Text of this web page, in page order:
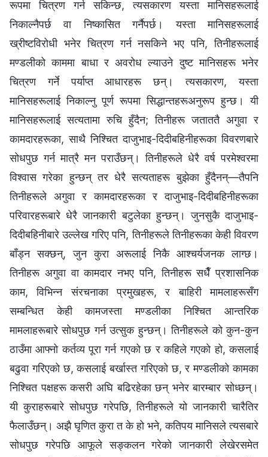
रूपमा चित्रण गर्न सकिन्छ, त्यसकारण यस्ता मानिसहरूलाई
निकाल्नैपर्छ वा निष्कासित गर्नैपर्छ। यस्ता मानिसहरूलाई
ख्रीष्टविरोधी भनेर चित्रण गर्न नसकिने भए पनि, तिनीहरूलाई
मण्डलीको काममा बाधा र अवरोध ल्याउने दुष्ट मानिसहरू भनेर
चित्रण गर्ने पर्याप्त आधारहरू छन्। त्यसकारण, यस्ता
मानिसहरूलाई निकाल्नु पूर्ण रूपमा सिद्धान्तहरूअनुरूप हुन्छ। यी
मानिसहरूलाई सत्यतामा रुचि हुँदैन; तिनीहरू जताततै अगुवा र
कामदारहरूका, साथै निश्चित दाजुभाइ-दिदीबहिनीहरूका विवरणबारे
सोधपुछ गर्न मात्रै मन पराउँछन्। तिनीहरूले धेरै वर्ष परमेश्‍वरमा
विश्‍वास गरेका हुन्छन् तर धेरै सत्यताहरू बुझेका हुँदैनन्—तैपनि
तिनीहरूले अगुवा र कामदारहरूका र दाजुभाइ-दिदीबहिनीहरूका
परिवारहरूबारे धेरै जानकारी बटुलेका हुन्छन्। जुनसुकै दाजुभाइ-
दिदीबहिनीबारे उल्लेख गरिए पनि, तिनीहरूले तिनीहरूका केही विवरण
बाँड्न सक्छन्, जुन कुरा अरूलाई निकै आश्चर्यजनक लाग्छ।
तिनीहरू अगुवा वा कामदार नभए पनि, तिनीहरू सधैँ प्रशासनिक
काम, विभिन्न संरचनाका प्रमुखहरू, र बाहिरी मामलाहरूसँग
सम्बन्धित केही कामजस्ता मण्डलीका निश्चित आन्तरिक
मामलाहरूबारे सोधपुछ गर्न उत्सुक हुन्छन्। तिनीहरूले को कुन-कुन
ठाउँमा आफ्नो कर्तव्य पूरा गर्न गएको छ र कहिले गएको हो, कसलाई
बढुवा गरिएको छ, कसलाई बर्खास्त गरिएको छ, र मण्डलीको कामका
निश्चित पक्षहरू कसरी अघि बढिरहेका छन् भनेर बारम्बार सोध्छन्।
यी कुराहरूबारे सोधपुछ गरेपछि, तिनीहरूले यो जानकारी चारैतिर
फैलाउँछन्। अझै घृणित कुरा त के हो भने, कतिपय मानिसले त्यसबारे
सोधपुछ गरेपछि आफूले सङ्कलन गरेको जानकारी लेखेरसमेत